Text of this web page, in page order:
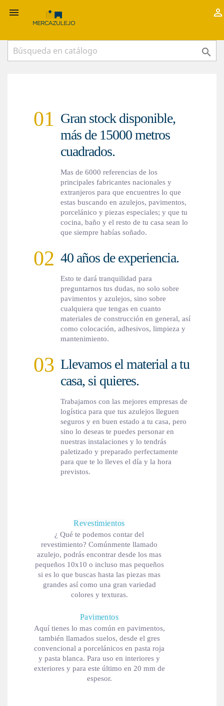
 

01 Gran stock disponible,
más de 15000 metros
cuadrados.
Mas de 6000 referencias de los
principales fabricantes nacionales y
extranjeros para que encuentres lo que
estas buscando en azulejos, pavimentos,
porcelánico y piezas especiales; y que tu
cocina, baño y el resto de tu casa sean lo
que siempre habías soñado.
02 40 años de experiencia.
Esto te dará tranquilidad para
preguntarnos tus dudas, no solo sobre
pavimentos y azulejos, sino sobre
cualquiera que tengas en cuanto
materiales de construcción en general, así
como colocación, adhesivos, limpieza y
mantenimiento.
03 Llevamos el material a tu
casa, si quieres.
Trabajamos con las mejores empresas de
logística para que tus azulejos lleguen
seguros y en buen estado a tu casa, pero
sino lo deseas te puedes personar en
nuestras instalaciones y lo tendrás
paletizado y preparado perfectamente
para que te lo lleves el día y la hora
previstos.
Revestimientos
¿ Qué te podemos contar del
revestimiento? Comúnmente llamado
azulejo, podrás encontrar desde los mas
pequeños 10x10 o incluso mas pequeños
si es lo que buscas hasta las piezas mas
grandes así como una gran variedad
colores y texturas.
Pavimentos
Aquí tienes lo mas común en pavimentos,
también llamados suelos, desde el gres
convencional a porcelánicos en pasta roja
y pasta blanca. Para uso en interiores y
exteriores y para este último en 20 mm de
espesor.